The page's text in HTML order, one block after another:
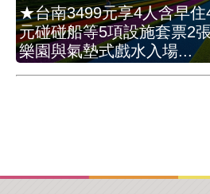
★台南3499元享4人含早住
元碰碰船等5項設施套票2
樂園與氣墊式戲水入場...